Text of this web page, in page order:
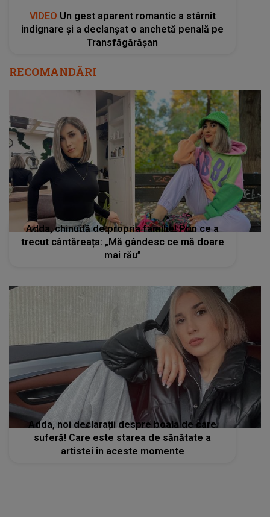
VIDEO Un gest aparent romantic a stârnit
indignare și a declanșat o anchetă penală pe
Transfăgărășan
RECOMANDĂRI
Adda, chinuită de propria familie! Prin ce a
trecut cântăreața: „Mă gândesc ce mă doare
mai rău”
Adda, noi declarații despre boala de care
suferă! Care este starea de sănătate a
artistei în aceste momente